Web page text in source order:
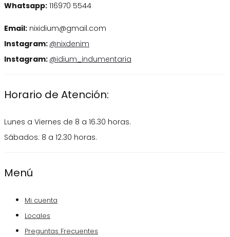
Whatsapp: 116970 5544
Email: nixidium@gmail.com
Instagram: @nixdenim
Instagram: @idium_indumentaria
Horario de Atención:
Lunes a Viernes de 8 a 16.30 horas.
Sábados: 8 a 12.30 horas.
Menú
Mi cuenta
Locales
Preguntas Frecuentes